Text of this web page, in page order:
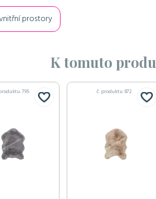
prostory
K tomuto
795 č. produktu: 872